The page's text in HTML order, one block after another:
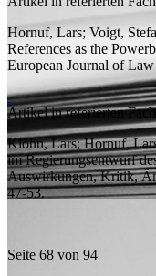
Hornuf, Lars; Voigt,
References as the
European Journal of
Artikel in referierten
Klöhn, Lars;Hornuf,
im Regierungsentwurf
Auswirkungen, Kritik,
47-53.
Seite 68 von 94